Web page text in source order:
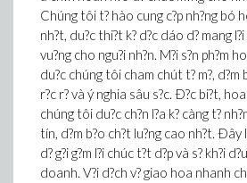
Chúng tôi t? hào cung c?p nh?ng bó
nh?t, du?c thi?t k? d?c dáo d? mang
vu?ng cho ngu?i nh?n. M?i s?n ph?m
du?c chúng tôi cham chút t? m?, d?m
r?c r? và ý nghia sâu s?c. Ð?c bi?t,
chúng tôi du?c ch?n l?a k? càng t?
tín, d?m b?o ch?t lu?ng cao nh?t.
d? g?i g?m l?i chúc t?t d?p và s? kh?i
doanh. V?i d?ch v? giao hoa nhanh